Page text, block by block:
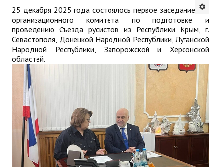
25 декабря 2025 года состоялось первое заседание
организационного комитета по подготовке и
проведению Съезда русистов из Республики Крым, г.
Севастополя, Донецкой Народной Республики, Луганской
Народной Республики, Запорожской и Херсонской
областей.